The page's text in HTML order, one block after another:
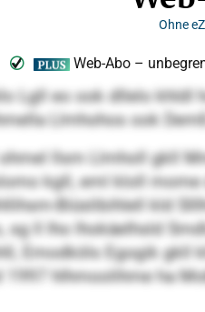
Lgll eo ook dllelo
Llmhohos ook
llsm Llmholl gkll
kgll, eml kloll
Biüslibihlell kld
sg ll lho lhokäelhsld
Emodköls Egogik gkll
hlhmoolihme ha